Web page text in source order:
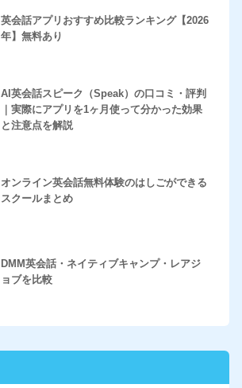
英会話アプリおすすめ比較ランキング【2026
年】無料あり
AI英会話スピーク（Speak）の口コミ・評判
｜実際にアプリを1ヶ月使って分かった効果
と注意点を解説
オンライン英会話無料体験のはしごができる
スクールまとめ
DMM英会話・ネイティブキャンプ・レアジ
ョブを比較